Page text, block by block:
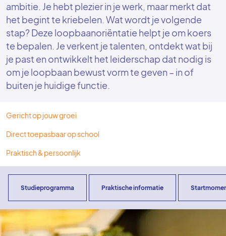
ambitie. Je hebt plezier in je werk, maar merkt dat
het begint te kriebelen. Wat wordt je volgende
stap? Deze loopbaanoriëntatie helpt je om koers
te bepalen. Je verkent je talenten, ontdekt wat bij
je past en ontwikkelt het leiderschap dat nodig is
om je loopbaan bewust vorm te geven – in of
buiten je huidige functie.
Gericht op jouw groei
Direct toepasbaar op school
Praktisch & persoonlijk
Studieprogramma Praktische informatie